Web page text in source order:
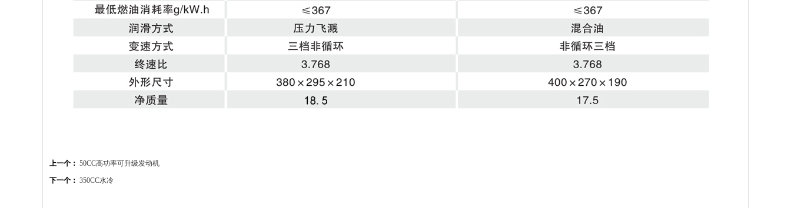
上一个： 50CC高功率可升级发动机
下一个： 350CC水冷